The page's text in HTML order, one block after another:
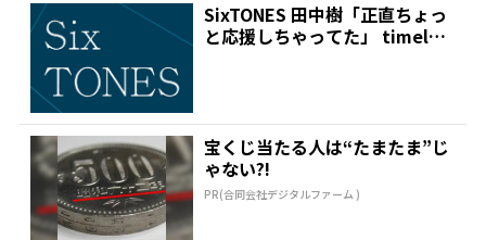
SixTONES 田中樹「正直ちょっ
と応援しちゃってた」 timeles
宝くじ当たる人は“たまたま”じ
ゃない?!
PR(合同会社デジタルファーム )